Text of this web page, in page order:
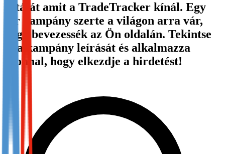
Not already our Publisher?
Sign up here
listáját amit a TradeTracker kínál. Egy
sor kampány szerte a világon arra vár,
hogy bevezessék az Ön oldalán. Tekintse
át a kampány leírását és alkalmazza
azonnal, hogy elkezdje a hirdetést!